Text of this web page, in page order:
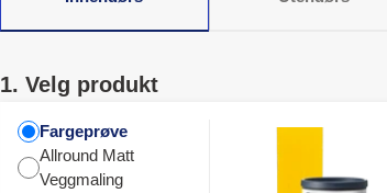
1. Velg produkt
Fargeprøve
Allround Matt
Veggmaling